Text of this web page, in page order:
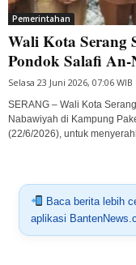
Pemerintahan
Wali Kota
Pondok Salafi
Selasa 23 Juni 2026, 07:06 WIB
SERANG – Wali Kota
Nabawiyah di Kampung
(22/6/2026), untuk
Baca berita lebih
aplikasi